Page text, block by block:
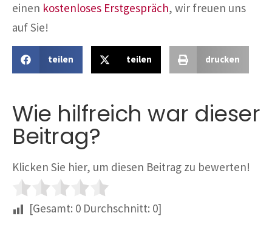
einen kostenloses Erstgespräch, wir freuen uns
auf Sie!
teilen teilen drucken
Wie hilfreich war dieser
Beitrag?
Klicken Sie hier, um diesen Beitrag zu bewerten!
[Gesamt: 0 Durchschnitt: 0]